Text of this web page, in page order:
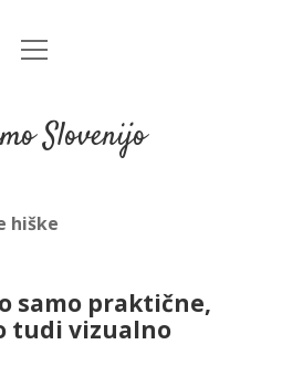
open
Slovenijo
hiške
samo praktične,
tudi vizualno